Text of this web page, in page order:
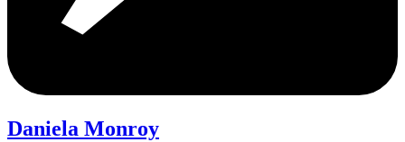
Daniela Monroy